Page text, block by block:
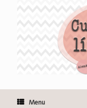
Menu